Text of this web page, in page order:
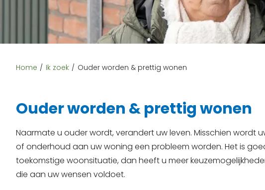
Home Ik zoek Ouder worden & prettig wonen
Ouder worden & prettig wonen
Naarmate u ouder wordt, verandert uw leven. Misschien wordt
of onderhoud aan uw woning een probleem worden. Het is
toekomstige woonsituatie, dan heeft u meer
die aan uw wensen voldoet.